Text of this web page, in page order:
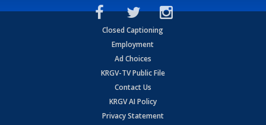
Closed Captioning
Employment
Ad Choices
KRGV-TV Public File
Contact Us
KRGV AI Policy
Privacy Statement